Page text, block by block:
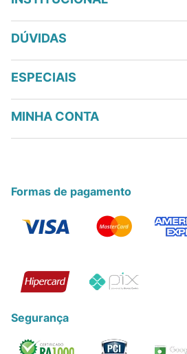
DÚVIDAS
ESPECIAIS
MINHA CONTA
Formas de pagamento
Segurança